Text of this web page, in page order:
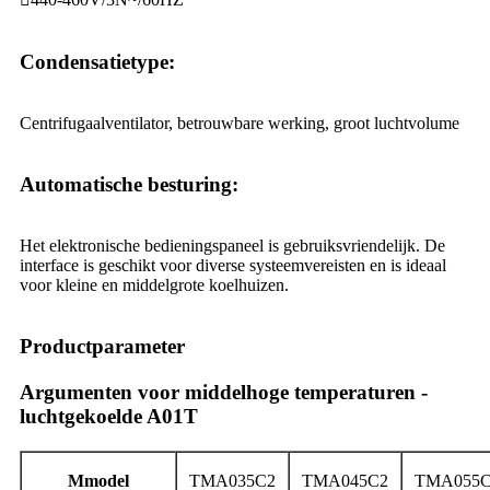
Condensatietype:
Centrifugaalventilator, betrouwbare werking, groot luchtvolume
Automatische besturing:
Het elektronische bedieningspaneel is gebruiksvriendelijk. De
interface is geschikt voor diverse systeemvereisten en is ideaal
voor kleine en middelgrote koelhuizen.
Productparameter
Argumenten voor middelhoge temperaturen -
luchtgekoelde A01T
Mmodel TMA035C2 TMA045C2 TMA055